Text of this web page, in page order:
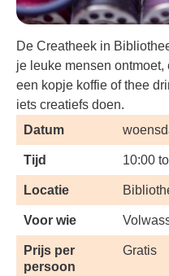
De Creatheek in
je leuke mensen
een kopje koffie of thee
iets creatiefs doen.
Datum
Tijd 10:00
Locatie
Voor wie
Prijs per
persoon
Gratis